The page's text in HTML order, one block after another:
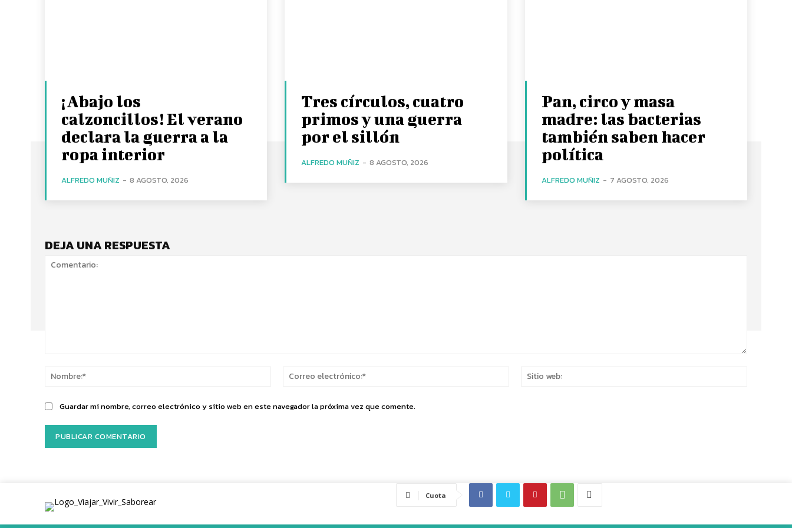
¡Abajo los
calzoncillos! El verano
declara la guerra a la
ropa interior
ALFREDO MUÑIZ - 8 AGOSTO, 2026
Tres círculos, cuatro
primos y una guerra
por el sillón
ALFREDO MUÑIZ - 8 AGOSTO, 2026
Pan, circo y masa
madre: las bacterias
también saben hacer
política
ALFREDO MUÑIZ - 7 AGOSTO, 2026
DEJA UNA RESPUESTA
Nombre:*
Correo
Guardar mi nombre, correo electrónico y sitio web en este navegador la próxima vez que comente.
Cuota